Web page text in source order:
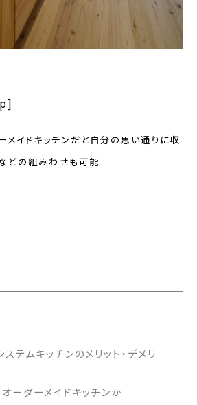
メイドキッチンだと自分の思い通りに収
どの組みわせも可能
テムキッチンのメリット・デメリ
ーダーメイドキッチンか